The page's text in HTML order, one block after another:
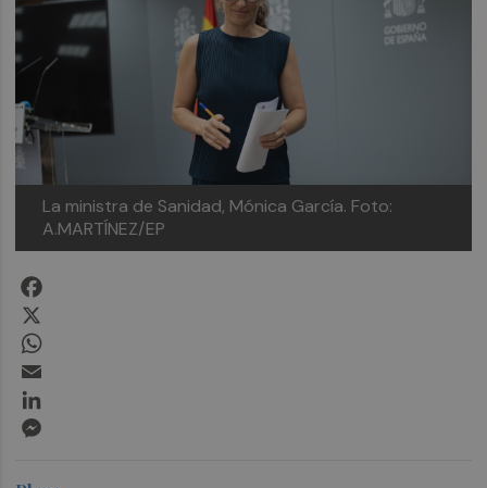
La ministra de Sanidad, Mónica García. Foto:
A.MARTÍNEZ/EP